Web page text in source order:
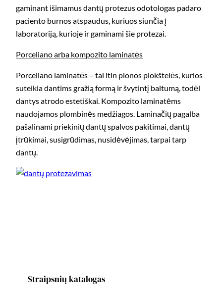
gaminant išimamus dantų protezus odotologas padaro
paciento burnos atspaudus, kuriuos siunčia į
laboratoriją, kurioje ir gaminami šie protezai.
Porceliano arba kompozito laminatės
Porceliano laminatės – tai itin plonos plokštelės, kurios
suteikia dantims gražią formą ir švytintį baltumą, todėl
dantys atrodo estetiškai. Kompozito laminatėms
naudojamos plombinės medžiagos. Laminačių pagalba
pašalinami priekinių dantų spalvos pakitimai, dantų
įtrūkimai, susigrūdimas, nusidėvėjimas, tarpai tarp
dantų.
Straipsnių katalogas